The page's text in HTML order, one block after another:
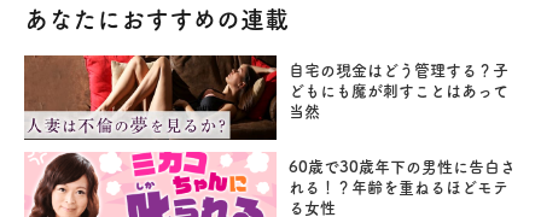
あなたにおすすめの連載
自宅の現金はどう管理する？子
どもにも魔が刺すことはあって
当然
60歳で30歳年下の男性に告白さ
れる！？年齢を重ねるほどモテ
る女性